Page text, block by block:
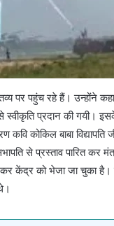
पहुंच रहे हैं। उन्होंने कहा
प्रदान की गयी।
कवि कोकिल बाबा
से प्रस्ताव पारित
केंद्र को भेजा जा चुका है।